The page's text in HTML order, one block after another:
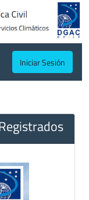
Iniciar Sesión